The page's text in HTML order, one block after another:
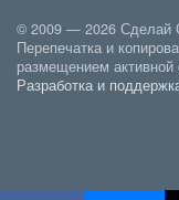
© 2009 — 2026 Сделай
Перепечатка и
размещением
Разработка и